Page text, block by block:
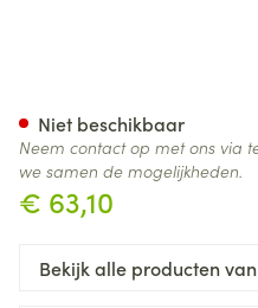
€ 63,10
Niet beschikbaar
Neem contact op met ons via
we samen de mogelijkheden.
Bekijk alle producten